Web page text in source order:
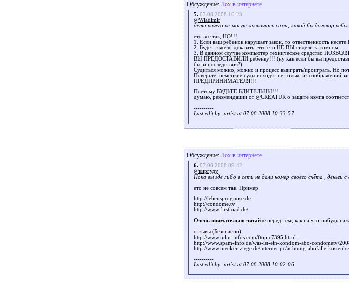
Обсуждение: Лох в интернете
5. 07.08.2008 10:23
@Wladimir
дети ничего не могут заключить сами, какой бы договор
ето все так, НО!!!
1. Если ваш ребенок нарушает закон, то отвественность
2. Будет тяжело доказать, что ето НЕ ВЫ сидели за компом
3. В данном случае компьютер техническое средство
ВЫ ПРЕДОСТАВИЛИ ребенку!!! (ну как если бы вы
бы за последствия?)
Судиться можно, можно и процесс выиграть/проиграть. Но
Поверьте, немецкие суды исходят не только из
ПРЕДПРИНИМАТЕЛЯ!!!
Поетому БУДЬТЕ БДИТЕЛЬНЫ!!!
думаю, рекомендации от @CREATUR о защите компа
----------
Last edit by: artist at 07.08.2008 10:33:57
Обсуждение: Лох в интернете
6. 07.08.2008 09:42
@киргуду
Пока вы где либо в сети не дали номер своего счёта , деньги
eто не совсем так. Пример:
http://lebensprognose.de
http://condome.tv
http://www.firstload.de/
Очень внимательно читайте перед тем, как на что-нибудь
отзывы (Безопасно):
http://www.mlm-infos.com/ftopic7395.html
http://www.spam-info.de/was-ist-ein-kondom-abo-condometv/
http://www.mecker-ziege.de/internet-pc/achtung-abofalle-
----------
Last edit by: artist at 07.08.2008 10:02:06